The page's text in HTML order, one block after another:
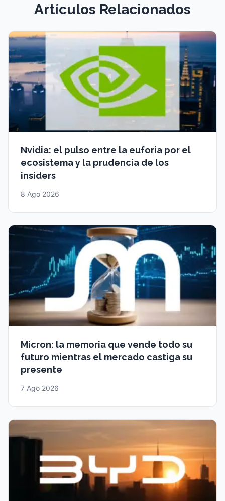
Artículos Relacionados
Nvidia: el pulso entre la euforia por el
ecosistema y la prudencia de los
insiders
8 Ago 2026
Micron: la memoria que vende todo su
futuro mientras el mercado castiga su
presente
7 Ago 2026